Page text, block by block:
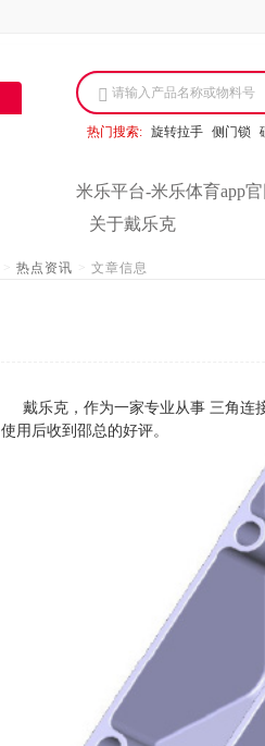
请输入产品名称或物料号
热门搜索: 旋转拉手 侧门锁
米乐平台-米乐体育app
关于戴乐克
> 热点资讯 > 文章信息
戴乐克，作为一家专业从事 三角
使用后收到邵总的好评。